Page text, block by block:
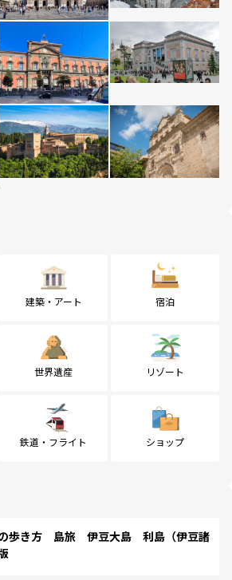
建築・アート 宿泊
世界遺産 リゾート
鉄道・フライト ショップ
歩き方 島旅 伊豆大島 利島（伊豆諸